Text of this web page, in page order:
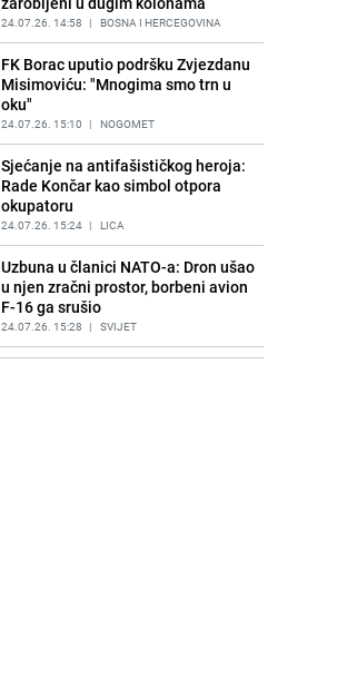
sugrađani u nevjerici
PRIJE 2 DANA | BOSNA I HERCEGOVINA
Borba trajala satima: Pogledajte
'grdosiju' od skoro tri metra koju su
braća izvukla iz mora
PRIJE 1 DAN | SVIJET
24.07.26. 14:58 | BOSNA I HERCEGOVINA
FK Borac uputio podršku Zvjezdanu
Misimoviću: "Mnogima smo trn u
oku"
24.07.26. 15:10 | NOGOMET
Sjećanje na antifašističkog heroja:
Rade Končar kao simbol otpora
okupatoru
24.07.26. 15:24 | LICA
Uzbuna u članici NATO-a: Dron ušao
u njen zračni prostor, borbeni avion
F-16 ga srušio
24.07.26. 15:28 | SVIJET